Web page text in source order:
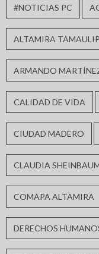
#NOTICIAS PC
ALTAMIRA
ARMANDO
CALIDAD DE VIDA
CIUDAD MADERO
CLAUDIA
COMAPA ALTAMIRA
DERECHOS